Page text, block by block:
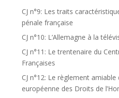
CJ n°9: Les traits
pénale française
CJ n°10: L’Allemagne à la
CJ n°11: Le trentenaire du
Françaises
CJ n°12: Le règlement
européenne des Droits de